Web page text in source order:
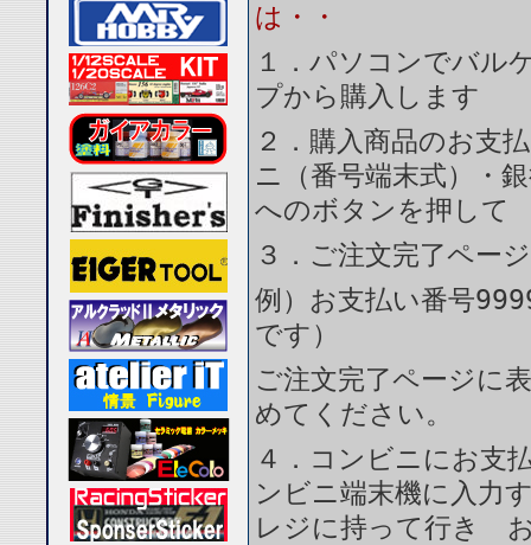
は・・
１．パソコンでバル
プから購入します
２．購入商品のお支
ニ（番号端末式）・
へのボタンを押して
３．ご注文完了ペー
例）お支払い番号
です）
ご注文完了ページに
めてください。
４．コンビニにお支
ンビニ端末機に入
レジに持って行き